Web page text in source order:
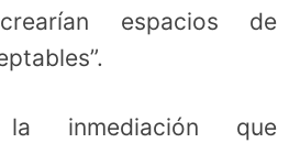
espacios de
inmediación que